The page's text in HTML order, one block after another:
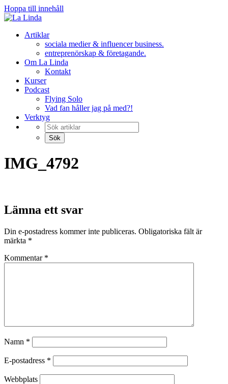
Hoppa till innehåll
Artiklar
sociala medier & influencer business.
entreprenörskap & företagande.
Om La Linda
Kontakt
Kurser
Podcast
Flying Solo
Vad fan håller jag på med?!
Verktyg
IMG_4792
Lämna ett svar
Din e-postadress kommer inte publiceras. Obligatoriska fält är
märkta *
Kommentar *
Namn *
E-postadress *
Webbplats